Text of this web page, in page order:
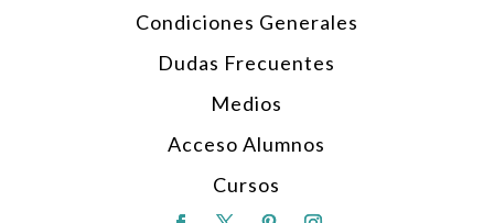
Condiciones Generales
Dudas Frecuentes
Medios
Acceso Alumnos
Cursos